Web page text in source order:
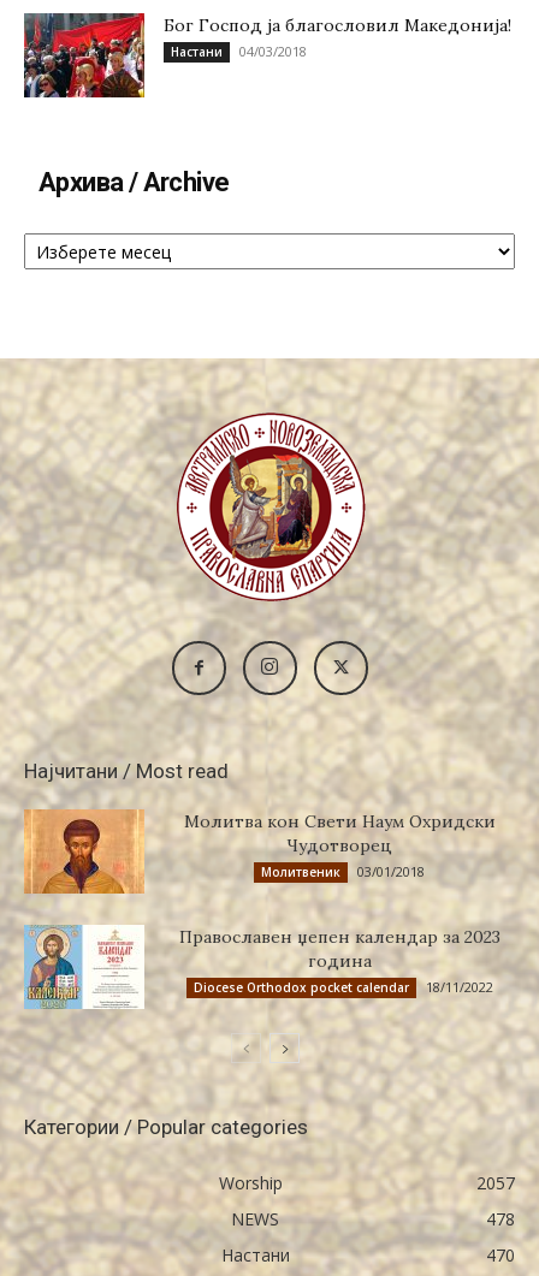
Бог Господ ја благословил Македонија!
Настани 04/03/2018
Архива / Archive
Архива
Најчитани / Most read
Молитва кон Свети Наум Охридски
Чудотворец
Молитвеник 03/01/2018
Православен џепен календар за 2023
година
Diocese Orthodox pocket calendar 18/11/2022
Категории / Popular categories
Worship
2057
NEWS
478
Настани
470